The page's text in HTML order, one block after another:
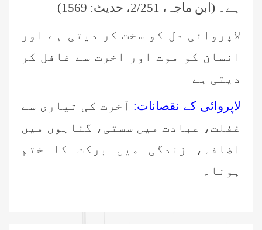
ہے۔ (ابن ماجہ، 2/251، حدیث: 1569)
لاپروائی دل کو سخت کر دیتی ہے اور
انسان کو موت اور اخرت سے غافل کر
دیتی ہے
لاپروائی کے نقصانات: آخرت کی تیاری سے
غفلت، عبادت میں سستی، گناہوں میں
اضافہ، زندگی میں برکت کا ختم
ہونا۔